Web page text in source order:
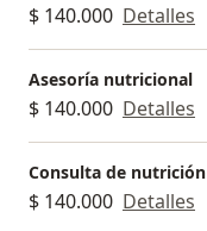
$ 140.000 Detalles
Asesoría nutricional
$ 140.000 Detalles
Consulta de nutrición
$ 140.000 Detalles